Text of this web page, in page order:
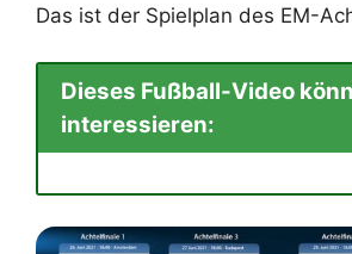
Das ist der Spielplan des EM-
Dieses Fußball-Video
interessieren: